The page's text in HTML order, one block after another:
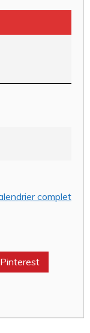
complet
Pinterest